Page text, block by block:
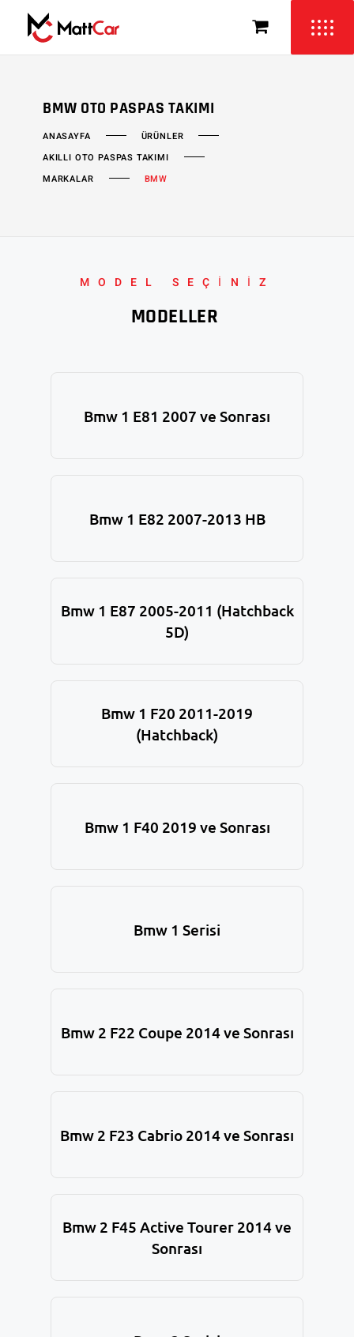
BMW OTO PASPAS TAKIMI
ANASAYFA
ÜRÜNLER
AKILLI OTO PASPAS TAKIMI
MARKALAR
BMW
MODEL SEÇİNİZ
MODELLER
Bmw 1 E81 2007 ve Sonrası
Bmw 1 E82 2007-2013 HB
Bmw 1 E87 2005-2011 (Hatchback
5D)
Bmw 1 F20 2011-2019
(Hatchback)
Bmw 1 F40 2019 ve Sonrası
Bmw 1 Serisi
Bmw 2 F22 Coupe 2014 ve Sonrası
Bmw 2 F23 Cabrio 2014 ve Sonrası
Bmw 2 F45 Active Tourer 2014 ve
Sonrası